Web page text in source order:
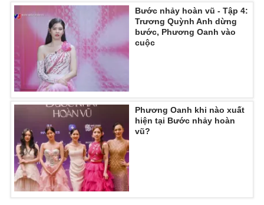
Bước nhảy hoàn vũ - Tập 4:
Trương Quỳnh Anh dừng
bước, Phương Oanh vào
cuộc
Phương Oanh khi nào xuất
hiện tại Bước nhảy hoàn
vũ?